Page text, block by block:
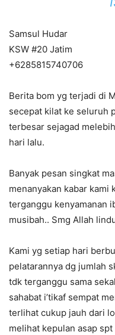
Samsul Hudar
KSW #20 Jatim
+6285815740706
Berita bom yg terjadi di
secepat kilat ke seluruh
terbesar sejagad
hari lalu.
Banyak pesan singkat
menanyakan kabar kami
terganggu kenyamanan
musibah.. Smg Allah
Kami yg setiap hari
pelatarannya dg jumlah
tdk terganggu sama
sahabat i’tikaf sempat
terlihat cukup jauh dari
melihat kepulan asap spt